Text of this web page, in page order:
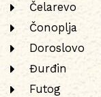
Čelarevo
Čonoplja
Doroslovo
Đurđin
Futog